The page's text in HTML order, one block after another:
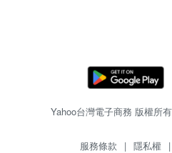
Yahoo台灣電子商務 版權所
服務條款 | 隱私權 |